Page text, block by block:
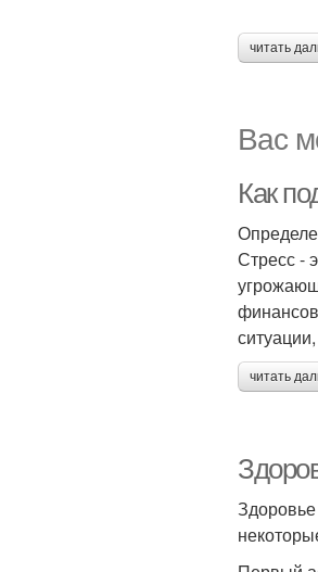
читать
Вас
Как
Стресс -
читать